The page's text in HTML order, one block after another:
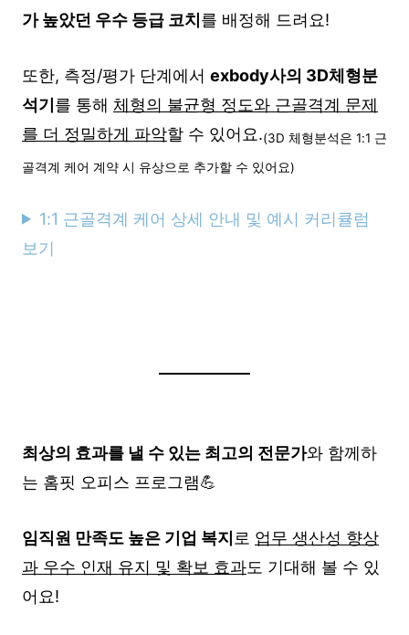
가 높았던 우수 등급 코치 를 배정해 드려요!
또한, 측정/평가 단계에서 exbody사의 3D체형분
석기 를 통해 체형의 불균형 정도와 근골격계 문제
를 더 정밀하게 파악할 수 있어요.(3D 체형분석은 1:1 근
골격계 케어 계약 시 유상으로 추가할 수 있어요)
1:1 근골격계 케어 상세 안내 및 예시 커리큘럼
보기
최상의 효과를 낼 수 있는 최고의 전문가와 함께하
는 홈핏 오피스 프로그램💪
임직원 만족도 높은 기업 복지 로 업무 생산성 향상
과 우수 인재 유지 및 확보 효과도 기대해 볼 수 있
어요!